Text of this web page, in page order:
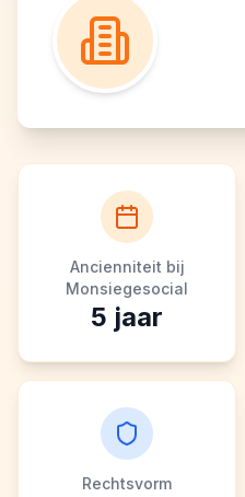
Ancienniteit bij
Monsiegesocial
5 jaar
Rechtsvorm